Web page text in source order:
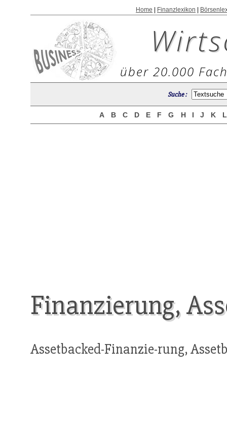
Home Finanzlexikon
über 20.000
Suche :
A B C D E F G H I J K
Finanzierung,
Assetbacked-Finanzie-rung,